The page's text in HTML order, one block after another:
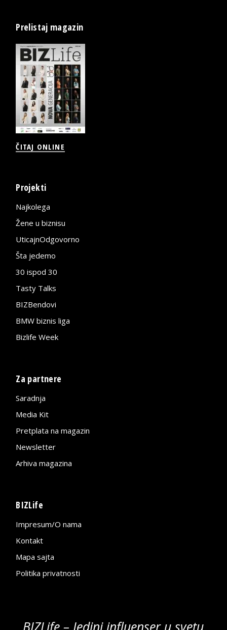
Prelistaj magazin
ČITAJ ONLINE
Projekti
Najkolega
Žene u biznisu
UticajnOdgovorno
Šta jedemo
30 ispod 30
Tasty Talks
BIZBendovi
BMW biznis liga
Bizlife Week
Za partnere
Saradnja
Media Kit
Pretplata na magazin
Newsletter
Arhiva magazina
BIZLife
Impresum/O nama
Kontakt
Mapa sajta
Politika privatnosti
BIZLife – Jedini influenser u svetu